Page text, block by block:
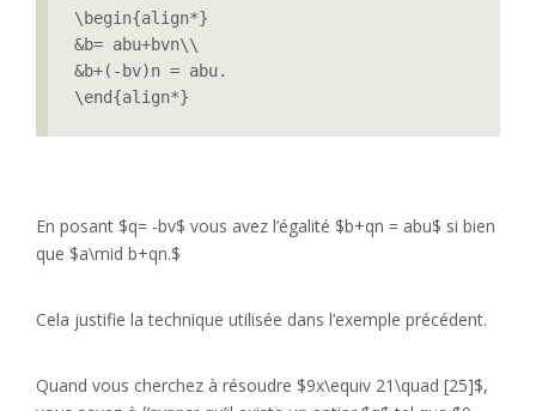
\begin{align*}
&b= abu+bvn\\
&b+(-bv)n = abu.
En posant $q= -bv$ vous avez l’égalité $b+qn = abu$ si bien
que $a\mid b+qn.$
Cela justifie la technique utilisée dans l’exemple précédent.
Quand vous cherchez à résoudre $9x\equiv 21\quad [25]$,